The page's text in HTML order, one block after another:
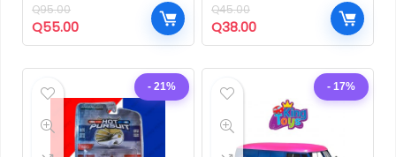
Q95.00
El
precio
Q95.00.
Q55.00El
precio
Q55.00.
Q45.00
El
precio
Q45.00.
Q38.00El
precio
Q38.00.
- 21% - 17%